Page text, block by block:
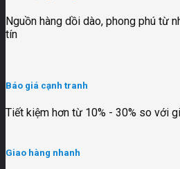
Nguồn hàng dồi dào, phong phú từ
tín
Báo giá cạnh tranh
Tiết kiệm hơn từ 10% - 30% so với
Giao hàng nhanh